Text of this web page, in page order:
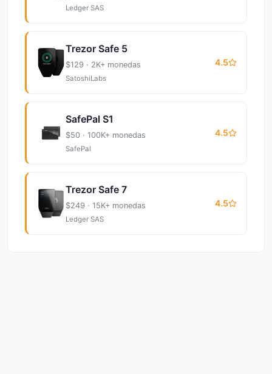
Ledger SAS
Trezor Safe 5
$129 · 2K+ monedas
SatoshiLabs
4.5
SafePal S1
$50 · 100K+ monedas
SafePal
4.5
Trezor Safe 7
$249 · 15K+ monedas
Ledger SAS
4.5